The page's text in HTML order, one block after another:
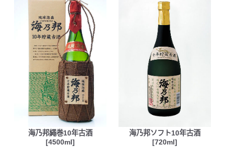
海乃邦繩巻10年古酒
[4500ml]
海乃邦ソフト10年古酒
[720ml]